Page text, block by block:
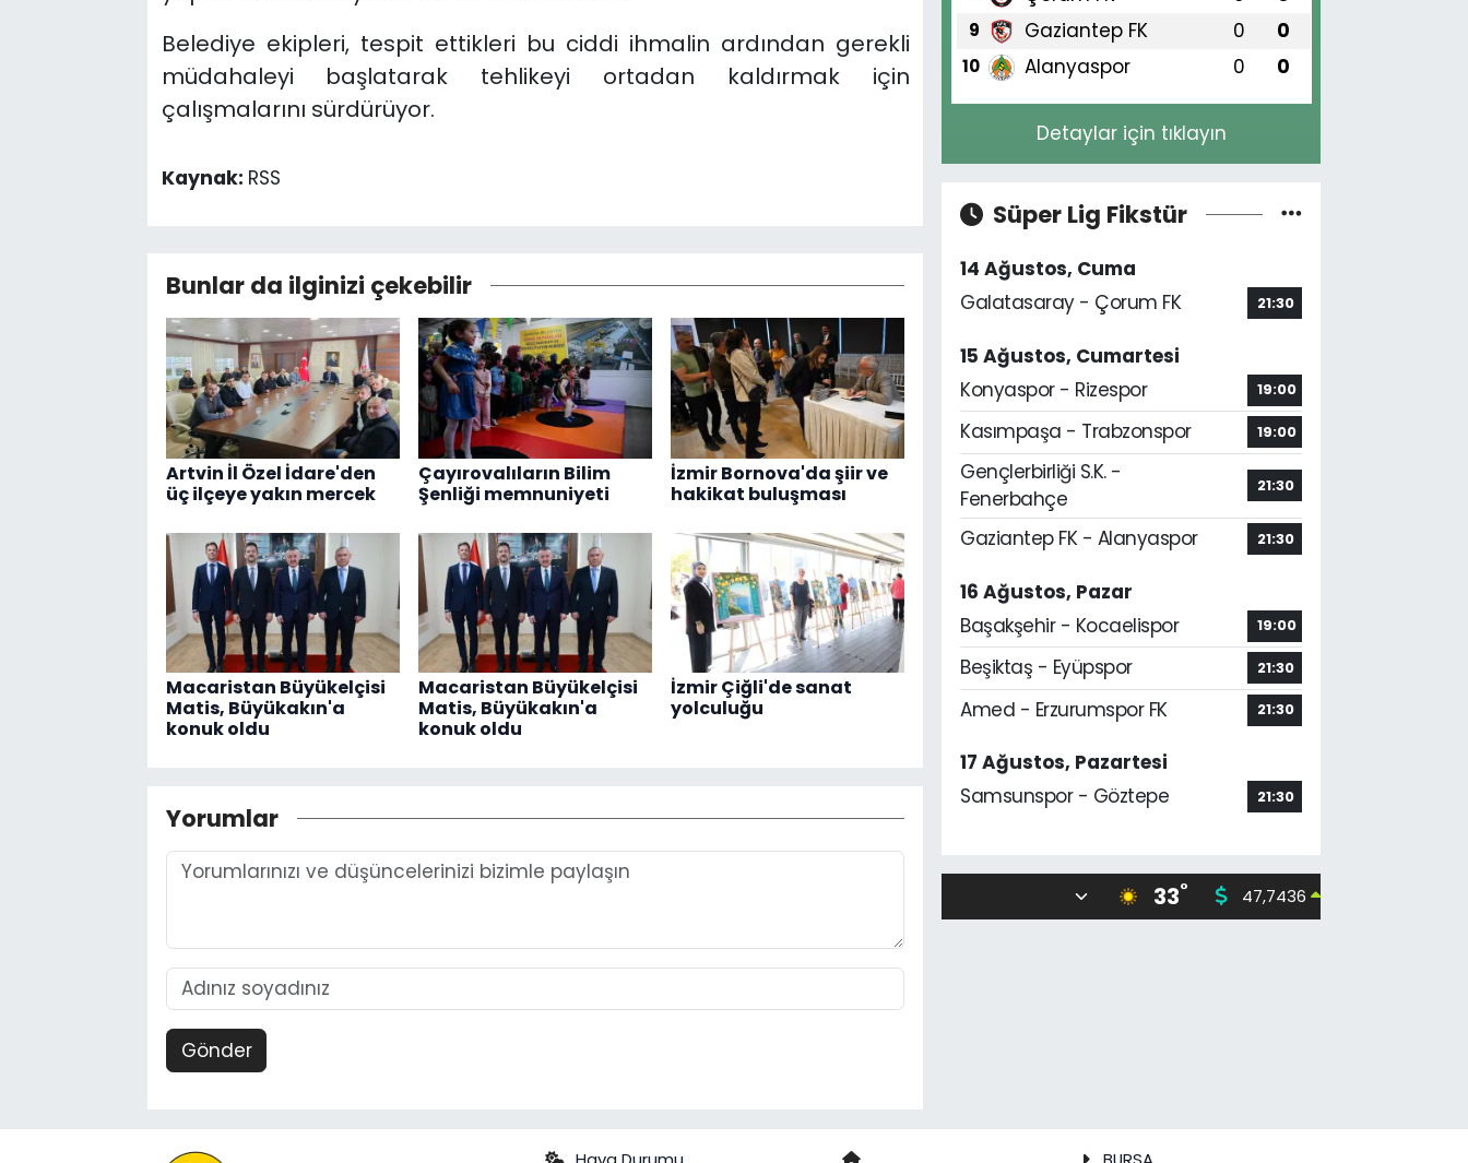
Belediye ekipleri, tespit ettikleri bu ciddi ihmalin ardından gerekli
müdahaleyi başlatarak tehlikeyi ortadan kaldırmak için
çalışmalarını sürdürüyor.
Kaynak: RSS
Bunlar da ilginizi çekebilir
Artvin İl Özel İdare'den
üç ilçeye yakın mercek
Çayırovalıların Bilim
Şenliği memnuniyeti
İzmir Bornova'da şiir ve
hakikat buluşması
Macaristan Büyükelçisi
Matis, Büyükakın'a
konuk oldu
Macaristan Büyükelçisi
Matis, Büyükakın'a
konuk oldu
İzmir Çiğli'de sanat
yolculuğu
Yorumlar
Gönder
9 Gaziantep FK 0 0
10 Alanyaspor 0 0
Detaylar için tıklayın
Süper Lig Fikstür
14 Ağustos, Cuma
Galatasaray - Çorum FK
21:30
15 Ağustos, Cumartesi
Konyaspor - Rizespor
19:00
Kasımpaşa - Trabzonspor 19:00
Gençlerbirliği S.K. -
Fenerbahçe
21:30
Gaziantep FK - Alanyaspor 21:30
16 Ağustos, Pazar
Başakşehir - Kocaelispor
19:00
Beşiktaş - Eyüpspor 21:30
Amed - Erzurumspor FK 21:30
17 Ağustos, Pazartesi
Samsunspor - Göztepe
21:30
33° 47,7436